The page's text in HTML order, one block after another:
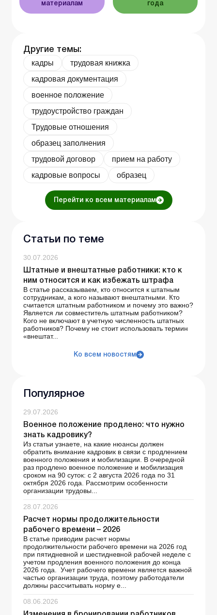
материалам
года
Другие темы:
кадры
трудовая книжка
кадровая документация
военное положение
трудоустройство граждан
Трудовые отношения
образец заполнения
трудовой договор
прием на работу
кадровые вопросы
образец
Перейти ко всем материалам
Статьи по теме
30.07.2026
Штатные и внештатные работники: кто к
ним относится и как избежать штрафа
В статье рассказываем, кто относится к штатным
сотрудникам, а кого называют внештатными. Кто
считается штатным работником и почему это важно?
Является ли совместитель штатным работником?
Кого не включают в учетную численность штатных
работников? Почему не стоит использовать термин
«внештат...
Ко всем новостям
Популярное
29.07.2026
Военное положение продлено: что нужно
знать кадровику?
Из статьи узнаете, на какие нюансы должен
обратить внимание кадровик в связи с продлением
военного положения и мобилизации. В очередной
раз продлено военное положение и мобилизация
сроком на 90 суток: с 2 августа 2026 года по 31
октября 2026 года. Рассмотрим особенности
организации трудовы...
28.07.2026
Расчет нормы продолжительности
рабочего времени – 2026
В статье приводим расчет нормы
продолжительности рабочего времени на 2026 год
при пятидневной и шестидневной рабочей неделе с
учетом продления военного положения до конца
2026 года. Учет рабочего времени является важной
частью организации труда, поэтому работодатели
должны рассчитывать норму е...
08.06.2026